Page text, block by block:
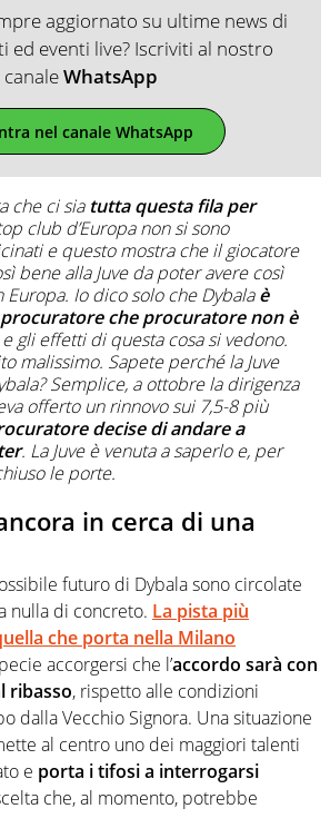
aggiornato su ultime news di
ed eventi live? Iscriviti al nostro
canaleWhatsApp
nel canale WhatsApp
che ci sia tutta questa fila per
club d’Europa non si sono
e questo mostra che il giocatore
bene alla Juve da poter avere così
Europa. Io dico solo che Dybalaè
che procuratore non è
gli effetti di questa cosa si vedono.
malissimo. Sapete perché la Juve
Semplice, a ottobre la dirigenza
offerto un rinnovo sui 7,5-8 più
decise di andare a
. La Juve è venuta a saperlo e, per
le porte.
in cerca di una
futuro di Dybala sono circolate
nulla di concreto. La pista più
che porta nella Milano
accorgersi che l’accordo sarà con
ribasso, rispetto alle condizioni
dalla Vecchio Signora. Una situazione
al centro uno dei maggiori talenti
e porta i tifosi a interrogarsi
che, al momento, potrebbe